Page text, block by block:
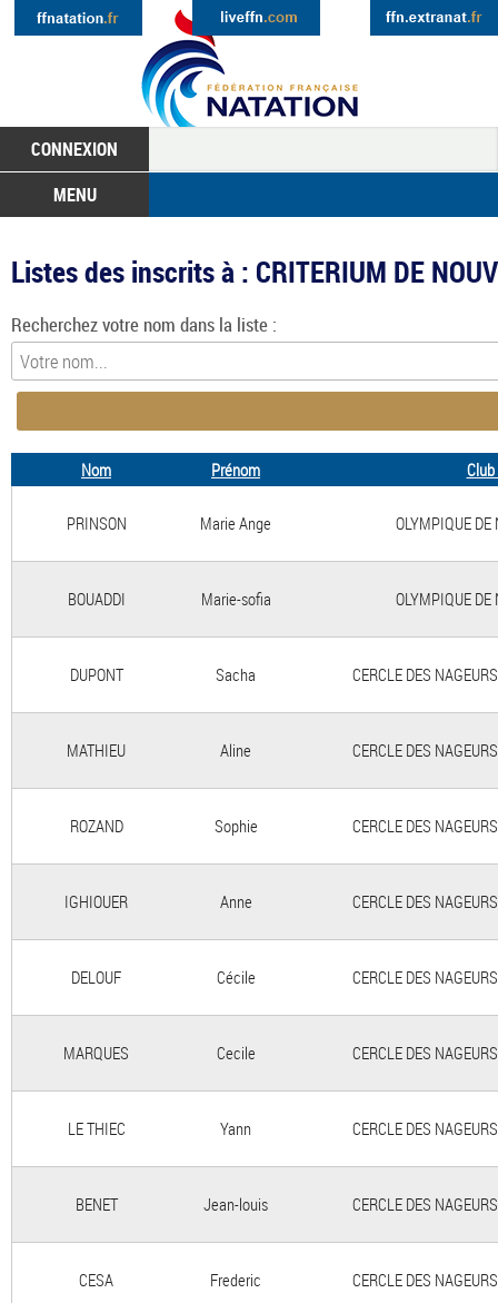
CONNEXION
MENU
Listes des inscrits à : CRITERIUM DE
Recherchez votre nom dans la liste :
Nom Prénom
PRINSON Marie Ange OLYMPIQUE
BOUADDI Marie-sofia OLYMPIQUE
DUPONT Sacha CERCLE DES
MATHIEU Aline CERCLE DES
ROZAND Sophie CERCLE DES
IGHIOUER Anne CERCLE DES
DELOUF Cécile CERCLE DES
MARQUES Cecile CERCLE DES
LE THIEC Yann CERCLE DES
BENET Jean-louis CERCLE DES
CESA Frederic CERCLE DES